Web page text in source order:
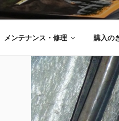
メンテナンス・修理 購入の